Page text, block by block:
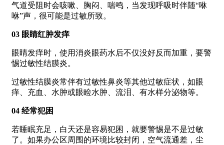
气道受阻时会咳嗽、胸闷、喘鸣，当发现呼吸时伴随“咻
咻”声，很可能是过敏所致。
03 眼睛红肿发痒
眼睛发痒时，使用消炎眼药水后不仅没好反而加重，要警
惕过敏性结膜炎。
过敏性结膜炎常伴有过敏性鼻炎等其他过敏症状，如眼
痒、充血、水肿或眼睑水肿、流泪、有水样分泌物等。
04 经常犯困
若睡眠充足，白天还是容易犯困，就要警惕是不是过敏
了。如果办公区周围的环境比较封闭，空气流通差，尘